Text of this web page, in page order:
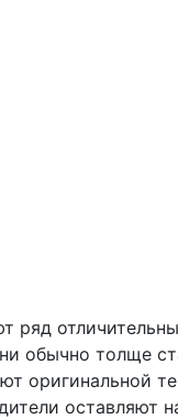
ряд
обычно толще
оригинальной
оставляют